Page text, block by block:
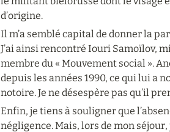
d’origine.
Il m’a semblé capital de donner la
J’ai ainsi rencontré Iouri Samoïlov,
membre du « Mouvement social ».
depuis les années 1990, ce qui lui a
notoire. Je ne désespère pas qu’il
Enfin, je tiens à souligner que
négligence. Mais, lors de mon